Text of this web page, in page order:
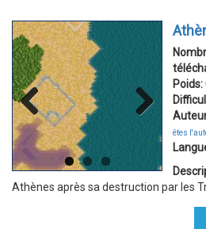
Previous
Poids:
êtes
Athènes après sa destruction par les